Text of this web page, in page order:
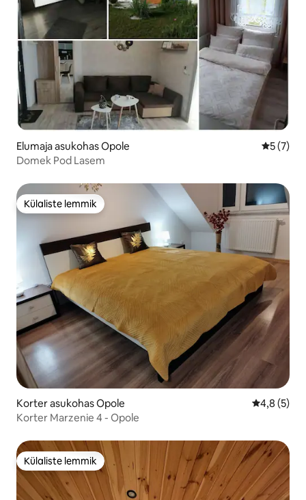
Elumaja asukohas Opole
5 (7)
Domek Pod Lasem
Külaliste lemmik
Külaliste lemmik
Korter asukohas Opole Keskmine
4,8 (5)
Korter Marzenie 4 - Opole
Külaliste lemmik
Külaliste lemmik